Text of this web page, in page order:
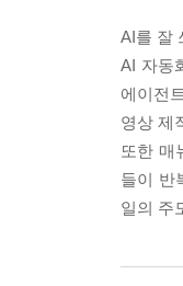
AI를 잘
AI 자동
에이전
영상 제
또한 매
들이 반
일의 주